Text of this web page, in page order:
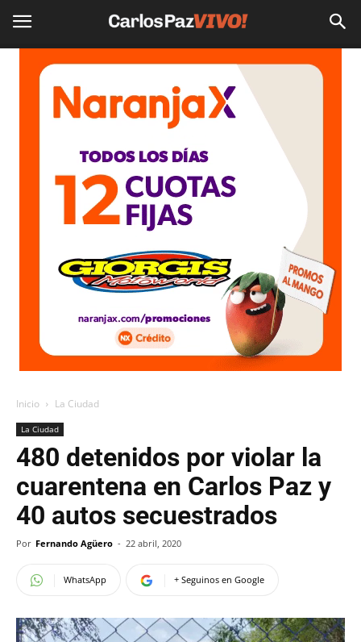
Inicio La Ciudad
La Ciudad
480 detenidos por violar la
cuarentena en Carlos Paz y
40 autos secuestrados
Por Fernando Agüero - 22 abril, 2020
WhatsApp + Seguinos en Google